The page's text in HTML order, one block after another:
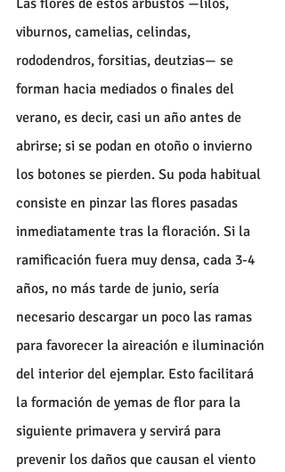
Las flores de estos arbustos —lilos,
viburnos, camelias, celindas,
rododendros, forsitias, deutzias— se
forman hacia mediados o finales del
verano, es decir, casi un año antes de
abrirse; si se podan en otoño o invierno
los botones se pierden. Su poda habitual
consiste en pinzar las flores pasadas
inmediatamente tras la floración. Si la
ramificación fuera muy densa, cada 3-4
años, no más tarde de junio, sería
necesario descargar un poco las ramas
para favorecer la aireación e iluminación
del interior del ejemplar. Esto facilitará
la formación de yemas de flor para la
siguiente primavera y servirá para
prevenir los daños que causan el viento